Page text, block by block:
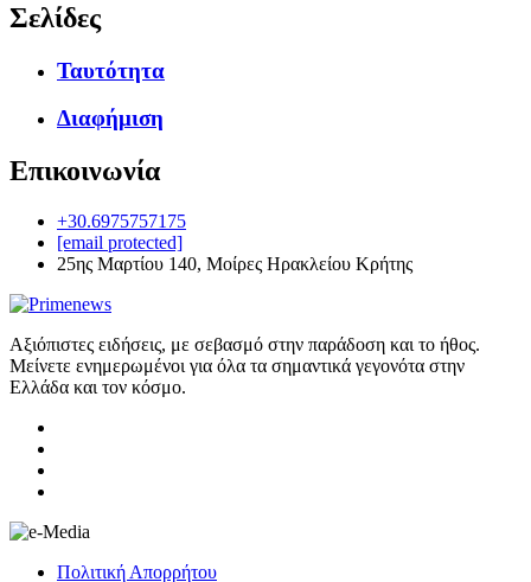
Σελίδες
Ταυτότητα
Διαφήμιση
Επικοινωνία
+30.6975757175
[email protected]
25ης Μαρτίου 140, Μοίρες Ηρακλείου Κρήτης
Αξιόπιστες ειδήσεις, με σεβασμό στην παράδοση και το ήθος.
Μείνετε ενημερωμένοι για όλα τα σημαντικά γεγονότα στην
Ελλάδα και τον κόσμο.
Πολιτική Απορρήτου